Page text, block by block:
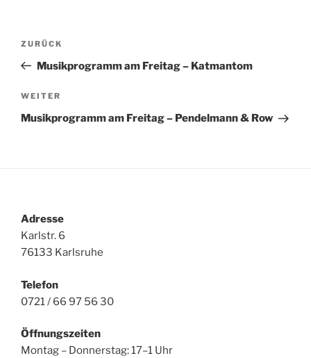
Beitragsnavigation
Vorheriger
Beitrag
ZURÜCK
Musikprogramm am Freitag – Katmantom
Nächster
Beitrag
WEITER
Musikprogramm am Freitag – Pendelmann & Row
Adresse
Karlstr. 6
76133 Karlsruhe
Telefon
0721 / 66 97 56 30
Öffnungszeiten
Montag – Donnerstag: 17–1 Uhr